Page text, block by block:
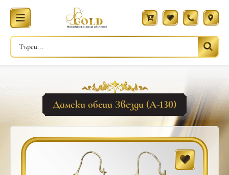
Дамски обеци Звезди (A-130)